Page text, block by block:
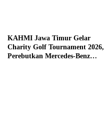
KAHMI Jawa Timur Gelar
Charity Golf Tournament 2026,
Perebutkan Mercedes-Benz